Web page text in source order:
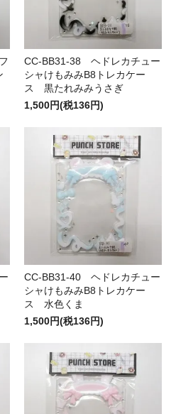
CC-BB31-38 ヘドレカチュー
シャけもみみB8トレカケー
ス 黒たれみみうさぎ
1,500円(税136円)
CC-BB31-40 ヘドレカチュー
シャけもみみB8トレカケー
ス 水色くま
1,500円(税136円)